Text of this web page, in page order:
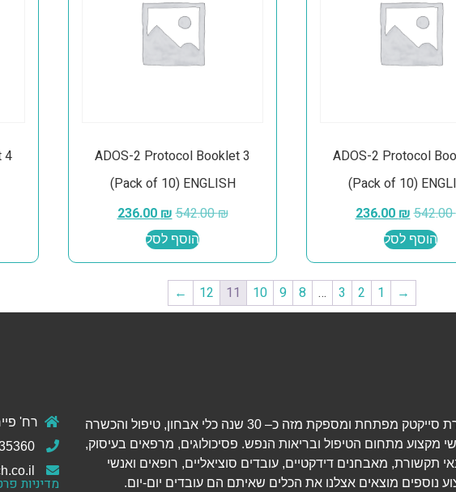
ADOS-2 Protocol
(Pack of 10)
542.00
236.00₪
הוסף לסל
ADOS-2 Protocol Booklet 3
(Pack of 10) ENGLISH
542.00₪
236.00₪
הוסף לסל
4
→
1
2
3
…
8
9
10
11
12
←
רח' פייר
מדיניות
חברת סייקטק מפתחת ומספקת מזה כ– 30 שנה כלי אבחון, טיפול והכשרה
מקצוע מתחום הטיפול ובריאות הנפש. פסיכולוגים, מרפאים בעיסוק,
תקשורת, מאבחנים דידקטיים, עובדים סוציאליים, רופאים ואנשי
נוספים מוצאים אצלנו את הכלים שאיתם הם עובדים יום-יום.